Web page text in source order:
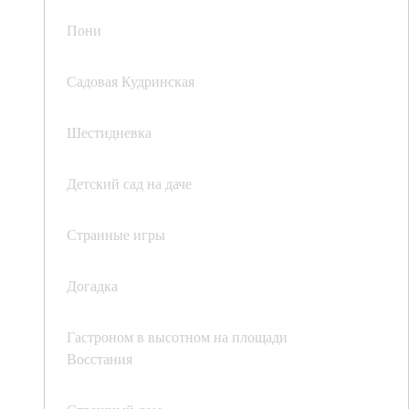
Пони
Садовая Кудринская
Шестидневка
Детский сад на даче
Странные игры
Догадка
Гастроном в высотном на площади
Восстания